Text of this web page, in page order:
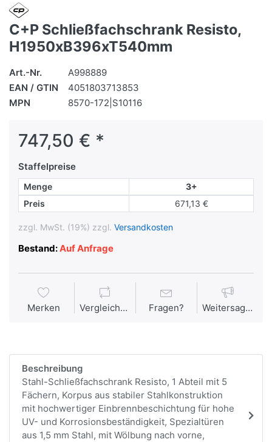
C+P Schließfachschrank Resisto,
H1950xB396xT540mm
Art.-Nr.
A998889
EAN / GTIN
4051803713853
MPN
8570-172|S10116
747,50 € *
Staffelpreise
Menge
3+
Preis
671,13 €
zzgl. MwSt. (19%) zzgl. Versandkosten
Bestand:Auf Anfrage
Merken Vergleichen Fragen? Weitersagen
Beschreibung
Stahl-Schließfachschrank Resisto, 1 Abteil mit 5
Fächern, Korpus aus stabiler Stahlkonstruktion
mit hochwertiger Einbrennbeschichtung für hohe
UV- und Korrosionsbeständigkeit, Spezialtüren
aus 1,5 mm Stahl, mit Wölbung nach vorne,